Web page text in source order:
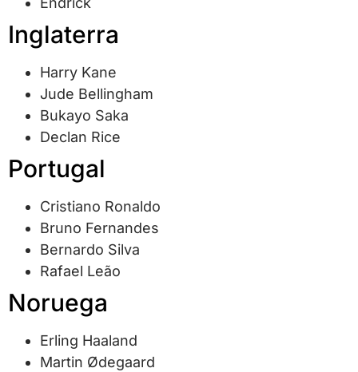
Inglaterra
Harry Kane
Jude Bellingham
Bukayo Saka
Declan Rice
Portugal
Cristiano Ronaldo
Bruno Fernandes
Bernardo Silva
Rafael Leão
Noruega
Erling Haaland
Martin Ødegaard